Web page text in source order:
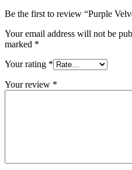
Be the first to review “Purple
Your email address will not be
marked *
Your rating *
Your review *